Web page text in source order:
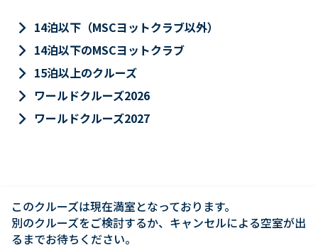
keyboard_arrow_right 14泊以下（MSCヨットクラブ以外）
keyboard_arrow_right 14泊以下のMSCヨットクラブ
keyboard_arrow_right 15泊以上のクルーズ
keyboard_arrow_right ワールドクルーズ2026
keyboard_arrow_right ワールドクルーズ2027
このクルーズは現在満室となっております。
別のクルーズをご検討するか、キャンセルによる空室が出
るまでお待ちください。